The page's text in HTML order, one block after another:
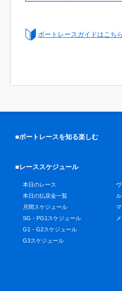
ボートレースガイドはこちら
■ボートレースを知る楽しむ
■レーススケジュール
本日のレース
本日の払戻金一覧
月間スケジュール
SG・PG1スケジュール
G1・G2スケジュール
G3スケジュール